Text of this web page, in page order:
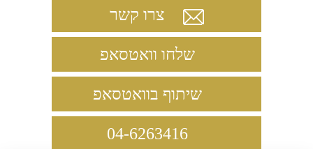
צרו קשר
שלחו וואטסאפ
שיתוף בוואטסאפ